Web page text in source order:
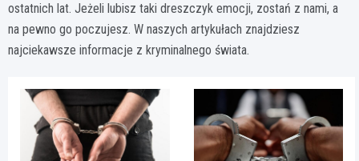
ostatnich lat. Jeżeli lubisz taki dreszczyk emocji, zostań z nami, a
na pewno go poczujesz. W naszych artykułach znajdziesz
najciekawsze informacje z kryminalnego świata.